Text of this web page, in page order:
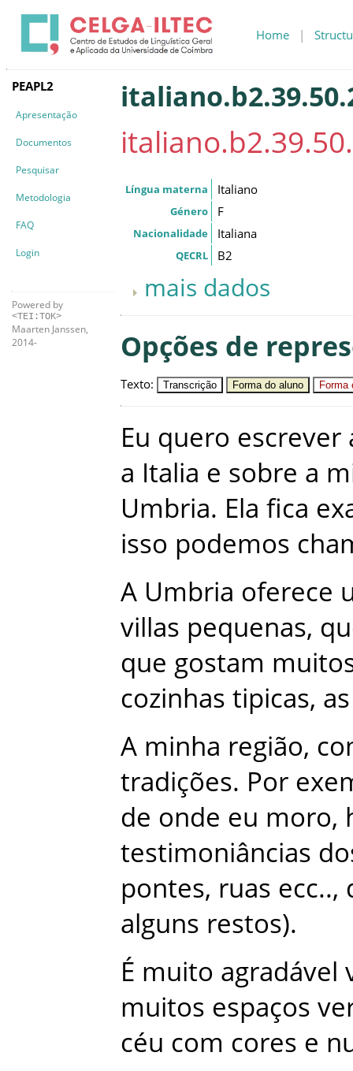
Home |
PEAPL2
Apresentação
Documentos
Pesquisar
Metodologia
FAQ
Login
Powered by
<TEI:TOK>
Maarten Janssen,
2014-
Língua materna Italiano
Género F
Nacionalidade Italiana
QECRL B2
mais dados
Opções de
Texto: Transcrição Forma do aluno Forma
Eu quero escrever
a Italia e sobre a
Umbria. Ela fica
isso podemos
A Umbria oferece
villas pequenas,
que gostam
cozinhas tipicas, as
A minha região,
tradições. Por
de onde eu moro,
testimoniâncias
pontes, ruas ecc..,
alguns restos).
É muito agradável
muitos espaços
céu com cores e